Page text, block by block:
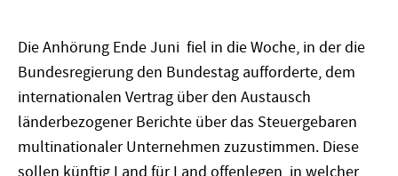
Die Anhörung Ende Juni fiel in die Woche, in der die
Bundesregierung den Bundestag aufforderte, dem
internationalen Vertrag über den Austausch
länderbezogener Berichte über das Steuergebaren
multinationaler Unternehmen zuzustimmen. Diese
sollen künftig Land für Land offenlegen, in welcher